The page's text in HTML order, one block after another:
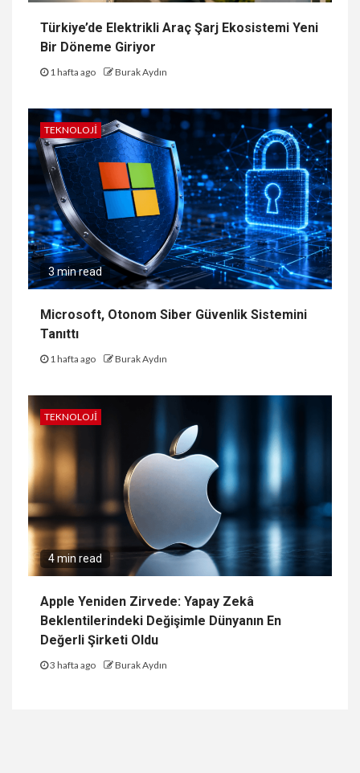
Türkiye’de Elektrikli Araç Şarj Ekosistemi Yeni
Bir Döneme Giriyor
1 hafta ago Burak Aydın
TEKNOLOJI
3 min read
Microsoft, Otonom Siber Güvenlik Sistemini
Tanıttı
1 hafta ago Burak Aydın
TEKNOLOJI
4 min read
Apple Yeniden Zirvede: Yapay Zekâ
Beklentilerindeki Değişimle Dünyanın En
Değerli Şirketi Oldu
3 hafta ago Burak Aydın